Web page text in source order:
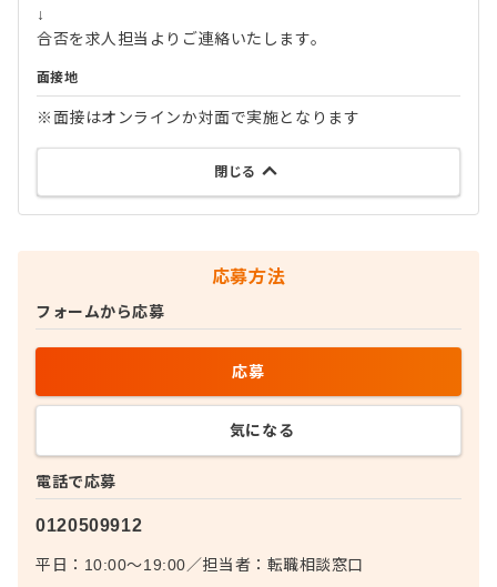
↓
合否を求人担当よりご連絡いたします。
面接地
※面接はオンラインか対面で実施となります
閉じる
応募方法
電話で応募
0120509912
平日：10:00〜19:00／担当者： 転職相談窓口
フォームから応募
応募
気になる